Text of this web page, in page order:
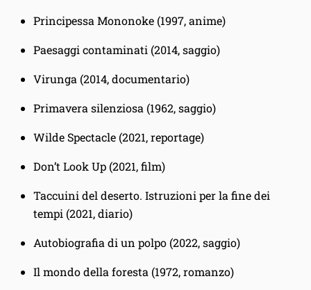
Principessa Mononoke (1997, anime)
Paesaggi contaminati (2014, saggio)
Virunga (2014, documentario)
Primavera silenziosa (1962, saggio)
Wilde Spectacle (2021, reportage)
Don’t Look Up (2021, film)
Taccuini del deserto. Istruzioni per la fine dei
tempi (2021, diario)
Autobiografia di un polpo (2022, saggio)
Il mondo della foresta (1972, romanzo)